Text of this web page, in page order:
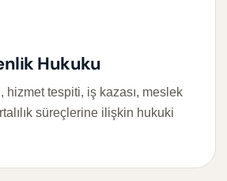
Hukuku
hizmet tespiti, iş kazası, meslek
süreçlerine ilişkin hukuki